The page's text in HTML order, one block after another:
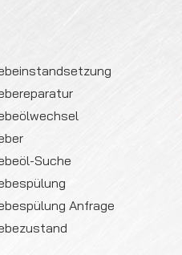
Suche
Anfrage